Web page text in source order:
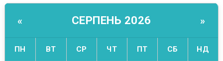
« СЕРПЕНЬ 2026 »
ПН ВТ СР ЧТ ПТ СБ НД